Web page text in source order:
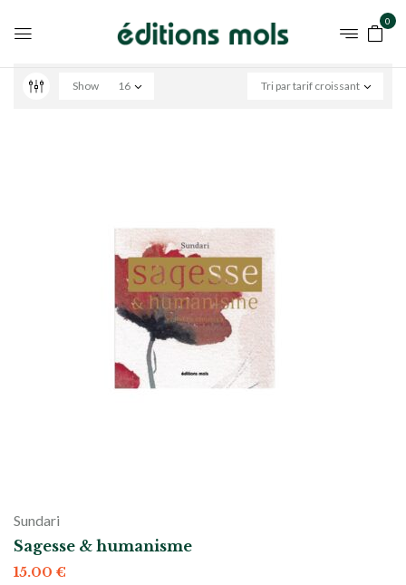
0
Tri par tarif croissant
Show 16
Sundari
Sagesse & humanisme
15.00 €